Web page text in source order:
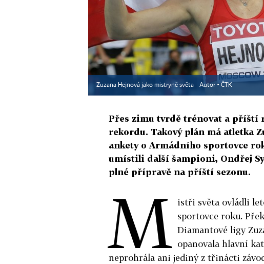
Zuzana Hejnová jako mistryně světa Autor ▪ ČTK
Přes zimu tvrdě trénovat a příští
rekordu. Takový plán má atletka
ankety o Armádního sportovce
umístili další šampioni, Ondřej
plné přípravě na příští sezonu.
M istři světa ovládli
sportovce roku.
Diamantové ligy
opanovala hlavní
neprohrála ani jediný z třinácti